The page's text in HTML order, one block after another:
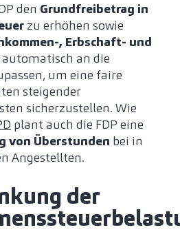
den Grundfreibetrag in
zu erhöhen sowie
, Erbschaft- und
automatisch an die
um eine faire
steigender
sicherzustellen. Wie
plant auch die FDP eine
von Überstunden bei in
Angestellten.
der